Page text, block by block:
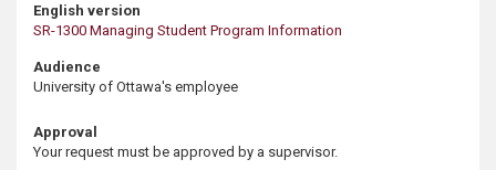
English version
SR-1300 Managing Student Program Information
Audience
University of Ottawa's employee
Approval
Your request must be approved by a supervisor.